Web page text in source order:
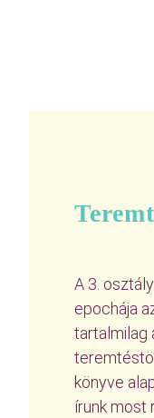
A 3.
epochája
tartalmilag
könyve
írunk most